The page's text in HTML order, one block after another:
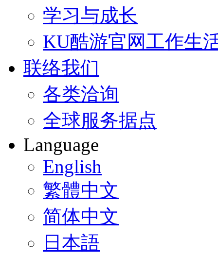
学习与成长
KU酷游官网工作生
联络我们
各类洽询
全球服务据点
Language
English
繁體中文
简体中文
日本語